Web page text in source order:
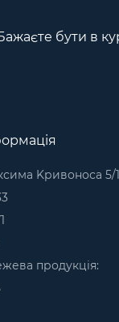
бути в
Kривоноса 5/1
продукція: